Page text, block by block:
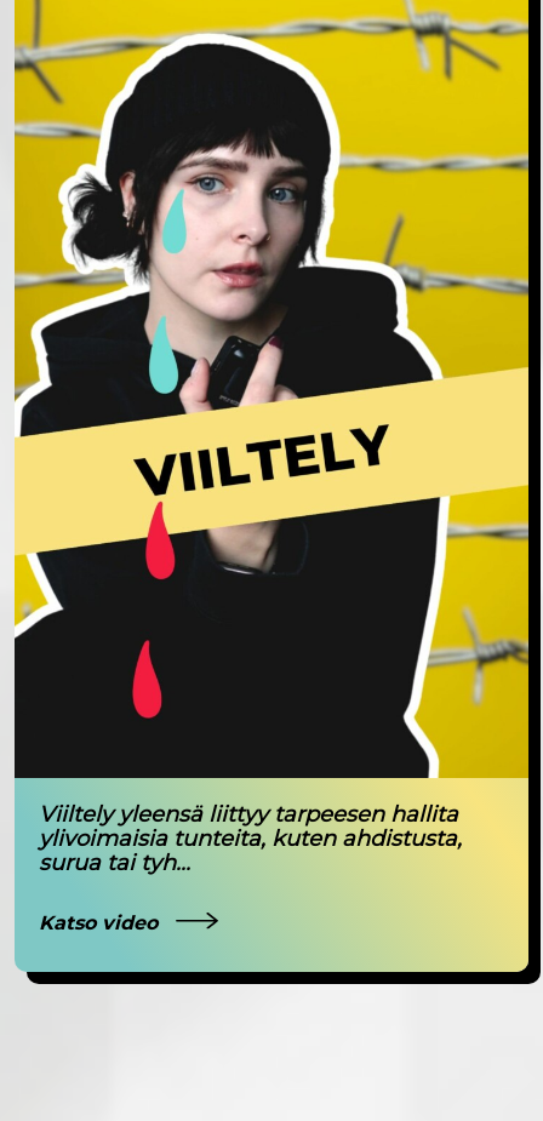
Viiltely yleensä liittyy tarpeesen hallita
ylivoimaisia tunteita, kuten ahdistusta,
surua tai tyh...
Katso video